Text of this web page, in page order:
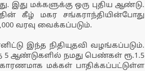
இது மக்களுக்கு ஒரு புதிய ஆண்டு.
கீழ் மகர சங்கராந்தியின்போது
வரவு வைக்கப்படும்.
இந்த நிதியுதவி வழங்கப்படும்.
ஆண்டுகளில் நமது பெண்கள் ரூ.1.5
மக்கள் பாதிக்கப்பட்டுள்ள